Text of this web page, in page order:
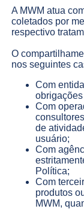
A MWM atua
coletados por
respectivo
O
nos seguintes
Com
Com
de
usuário;
Com
Política;
Com
produtos
MWM,